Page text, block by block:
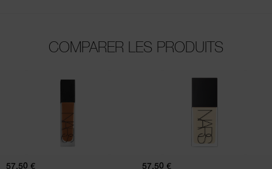
COMPARER LES PRODUITS
Natural
Matte
Longwear
Foundation
57,50 €
Light
Reflecting
Advanced
Skincare
57,50 €